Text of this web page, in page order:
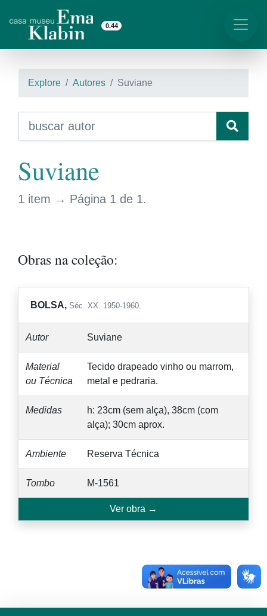
0.44
Explore Autores Suviane
Suviane
1 item → Página 1 de 1.
Obras na coleção:
BOLSA, Séc. XX. 1950-1960.
Autor Suviane
Material
ou Técnica
Tecido drapeado vinho ou marrom,
metal e pedraria.
Medidas
h: 23cm (sem alça), 38cm (com
alça); 30cm aprox.
Ambiente Reserva Técnica
Tombo M-1561
Ver obra →